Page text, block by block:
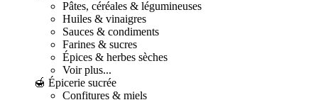
Pâtes, céréales & légumineuses
Huiles & vinaigres
Sauces & condiments
Farines & sucres
Épices & herbes sèches
Voir plus...
🍯 Épicerie sucrée
Confitures & miels